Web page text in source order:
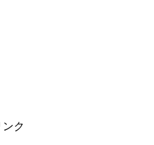
ク